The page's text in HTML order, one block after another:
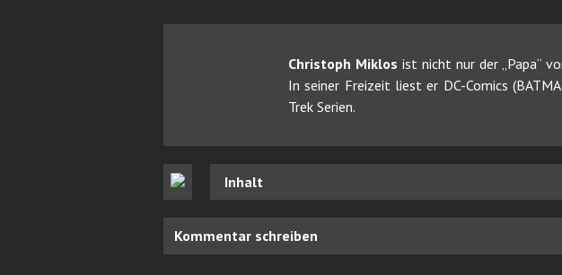
Christoph Miklos ist nicht nur der „Papa“
In seiner Freizeit liest er DC-Comics
Trek Serien.
Inhalt
Kommentar schreiben